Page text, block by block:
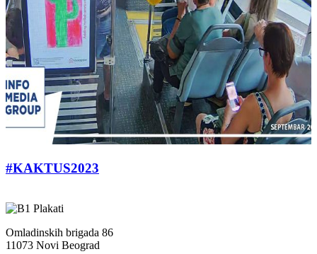
#KAKTUS2023
Omladinskih brigada 86
11073 Novi Beograd